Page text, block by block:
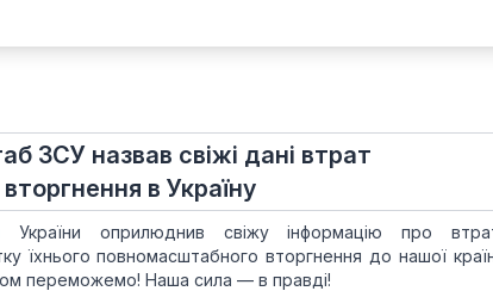
ЗСУ назвав свіжі дані втрат
в Україну
оприлюднив свіжу інформацію про
їхнього повномасштабного вторгнення до нашої
переможемо! Наша сила — в правді!